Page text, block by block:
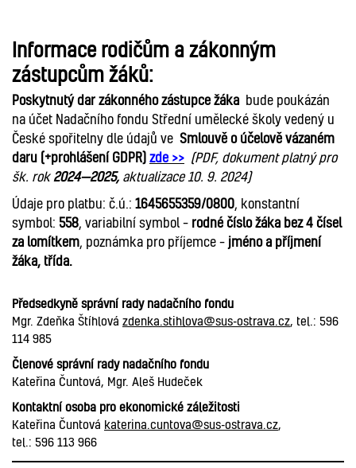
Informace rodičům a zákonným
zástupcům žáků:
Poskytnutý darzákonného zástupce žáka bude poukázán
na účet Nadačního fondu Střední umělecké školy vedený u
České spořitelny dle údajů ve Smlouvě o účelově vázaném
daru (+prohlášení GDPR)zde >> (PDF, dokument platný pro
šk. rok2024—2025, aktualizace 10. 9. 2024)
Údaje pro platbu: č.ú.: 1645655359/0800, konstantní
symbol: 558, variabilní symbol – rodné číslo žáka bez 4 čísel
za lomítkem, poznámka pro příjemce – jméno a příjmení
žáka, třída.
Předsedkyně správní rady nadačního fondu
Mgr. Zdeňka Štíhlová zdenka.stihlova@sus-ostrava.cz, tel.: 596
114 985
Členové správní rady nadačního fondu
Kateřina Čuntová, Mgr. Aleš Hudeček
Kontaktní osoba pro ekonomické záležitosti
Kateřina Čuntová katerina.cuntova@sus-ostrava.cz,
tel.: 596 113 966